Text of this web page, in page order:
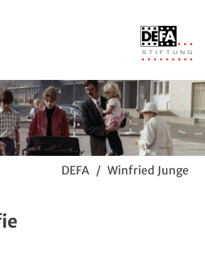
DEFA / Winfried Junge